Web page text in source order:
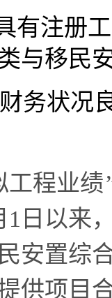
有注册
与移民
务状况
工程业绩
1日以来
安置综
供项目